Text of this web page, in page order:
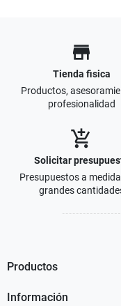
store
Tienda fisica
Productos,
profesionalidad
add_shopping_cart
Solicitar
Presupuestos a
grandes
Productos
Información